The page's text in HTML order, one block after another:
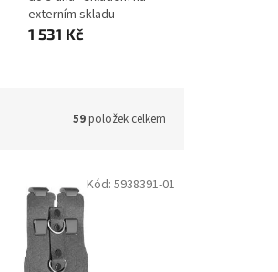
externím skladu
1 531 Kč
59položek celkem
Kód: 5938391-01